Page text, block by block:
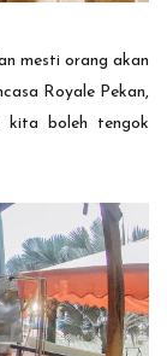
mesti orang akan
Royale Pekan,
kita boleh tengok